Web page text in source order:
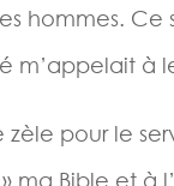
hommes. Ce
m’appelait à
pour le
ma Bible et à